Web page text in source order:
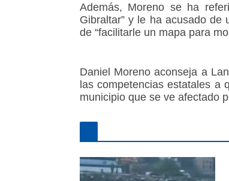
Además, Moreno se ha
Gibraltar” y le ha acusado de
de “facilitarle un mapa para
Daniel Moreno aconseja a
las competencias estatales a
municipio que se ve afectado